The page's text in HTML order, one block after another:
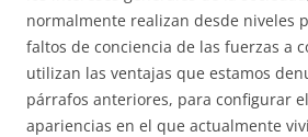
normalmente realizan desde niveles
faltos de conciencia de las fuerzas a
utilizan las ventajas que estamos
párrafos anteriores, para configurar
apariencias en el que actualmente